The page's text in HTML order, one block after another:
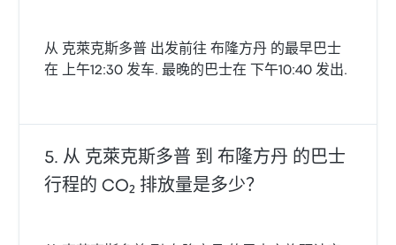
从 克萊克斯多普 出发前往 布隆方丹 的最早巴士
在 上午12:30 发车. 最晚的巴士在 下午10:40 发出.
从 克萊克斯多普 到 布隆方丹 的巴士
行程的 CO₂ 排放量是多少？